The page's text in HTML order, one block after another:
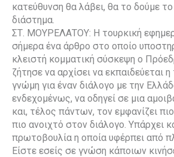
κατεύθυνση θα λάβει, θα το δούμε
διάστημα.
ΣΤ. ΜΟΥΡΕΛΑΤΟΥ: Η τουρκική
σήμερα ένα άρθρο στο οποίο
κλειστή κομματική σύσκεψη ο
ζήτησε να αρχίσει να εκπαιδεύεται η
γνώμη για έναν διάλογο με την
ενδεχομένως, να οδηγεί σε μια
και, τέλος πάντων, τον εμφανίζει
πιο ανοιχτό στον διάλογο. Υπάρχει
πρωτοβουλία η οποία υφέρπει από
Είστε εσείς σε γνώση κάποιων